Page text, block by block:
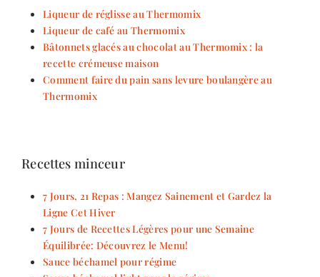
Liqueur de réglisse au Thermomix
Liqueur de café au Thermomix
Bâtonnets glacés au chocolat au Thermomix : la
recette crémeuse maison
Comment faire du pain sans levure boulangère au
Thermomix
Recettes minceur
7 Jours, 21 Repas : Mangez Sainement et Gardez la
Ligne Cet Hiver
7 Jours de Recettes Légères pour une Semaine
Équilibrée: Découvrez le Menu!
Sauce béchamel pour régime